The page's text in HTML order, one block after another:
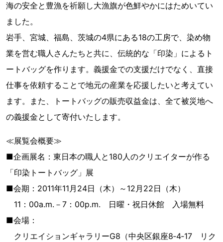
海の安全と豊漁を祈願し大漁旗が色鮮やかにはためいてい
ました。
岩手、宮城、福島、茨城の4県にある18の工房で、染め物
業を営む職人さんたちと共に、伝統的な「印染」によるト
ートバッグを作ります。義援金での支援だけでなく、直接
仕事を依頼することで地元の産業を応援したいと考えてい
ます。また、トートバッグの販売収益金は、全て被災地へ
の義援金として寄付いたします。
≪展覧会概要≫
■企画展名：東日本の職人と180人のクリエイターが作る
「印染トートバッグ」展
■会期：2011年11月24日（木）～12月22日（木）
11：00a.m.－7：00p.m. 日曜・祝日休館 入場無料
■会場：
クリエイションギャラリーG8（中央区銀座8‐4‐17 リク